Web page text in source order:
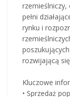
pełni
rynku i
rozwijającą
Kluczowe
• Sprzedaż